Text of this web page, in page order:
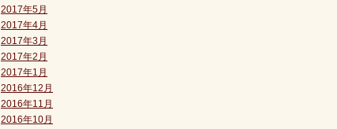
2017年5月
2017年4月
2017年3月
2017年2月
2017年1月
2016年12月
2016年11月
2016年10月